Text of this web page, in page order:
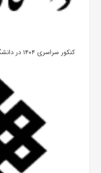
کنکور سراسری ۱۴۰۴ در دانشگاه بیرجند آغاز شد